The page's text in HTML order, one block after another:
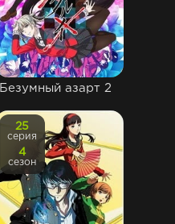
Безумный азарт 2
25
серия
4
сезон